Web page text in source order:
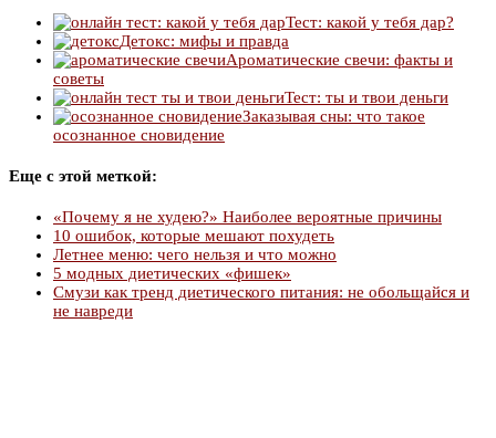
Тест: какой у тебя дар?
Детокс: мифы и правда
Ароматические свечи: факты и
советы
Тест: ты и твои деньги
Заказывая сны: что такое
осознанное сновидение
Еще с этой меткой:
«Почему я не худею?» Наиболее вероятные причины
10 ошибок, которые мешают похудеть
Летнее меню: чего нельзя и что можно
5 модных диетических «фишек»
Смузи как тренд диетического питания: не обольщайся и
не навреди